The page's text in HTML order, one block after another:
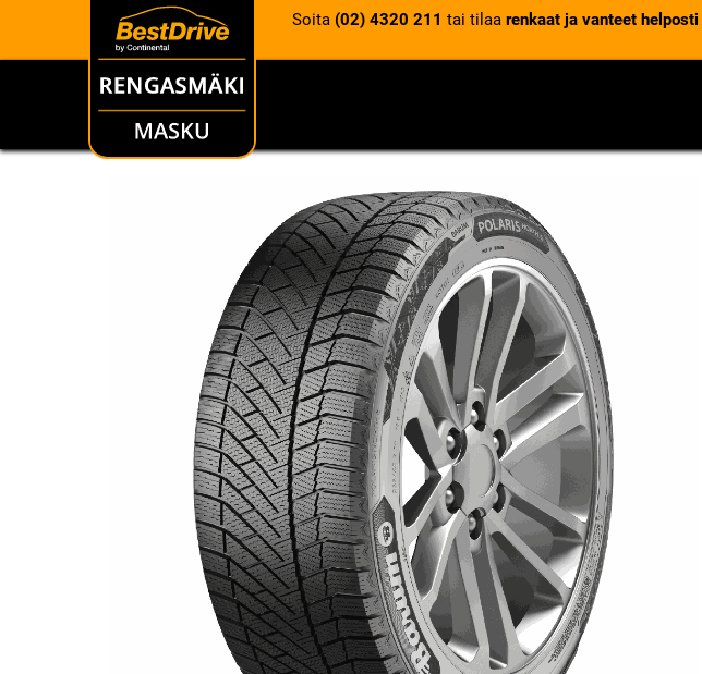
Soita (02) 4320 211 tai tilaa renkaat ja vanteet helposti
RENKAAT